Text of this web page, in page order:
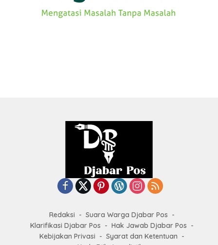
Redaksi
Suara Warga Djabar Pos
Klarifikasi Djabar Pos
Hak Jawab Djabar Pos
Kebijakan Privasi
Syarat dan Ketentuan